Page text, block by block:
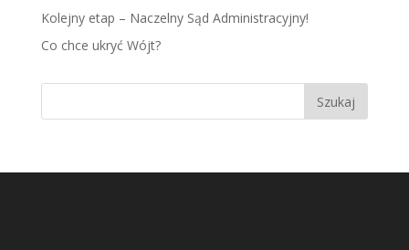
Kolejny etap – Naczelny Sąd Administracyjny!
Co chce ukryć Wójt?